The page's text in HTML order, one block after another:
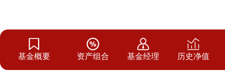
基金概要 资产组合 基金经理 历史净值